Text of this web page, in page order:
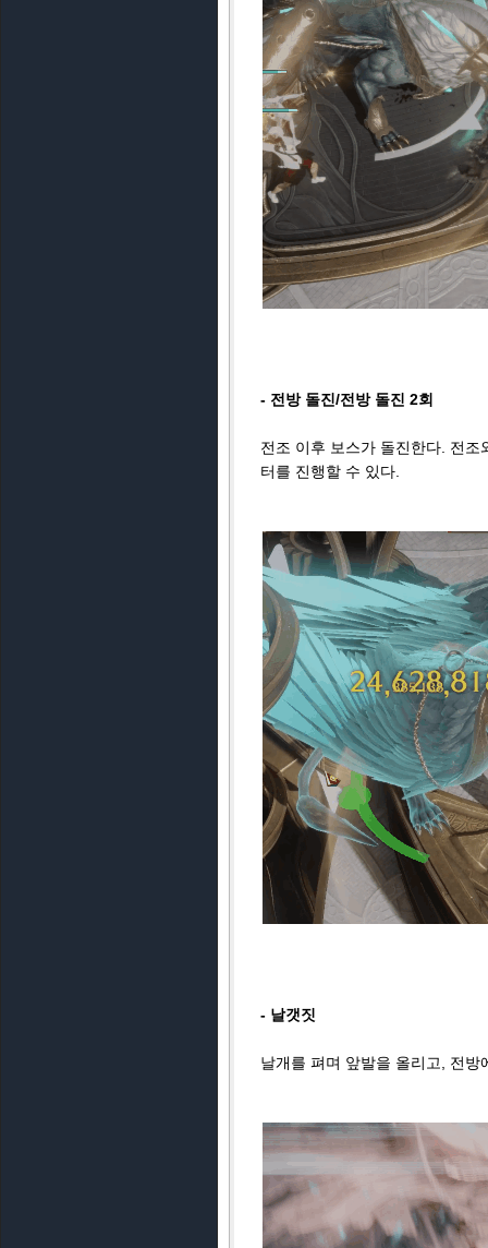
- 전방 돌진/전방 돌진 2회
전조 이후 보스가 돌진한다. 전
터를 진행할 수 있다.
- 날갯짓
날개를 펴며 앞발을 올리고, 전